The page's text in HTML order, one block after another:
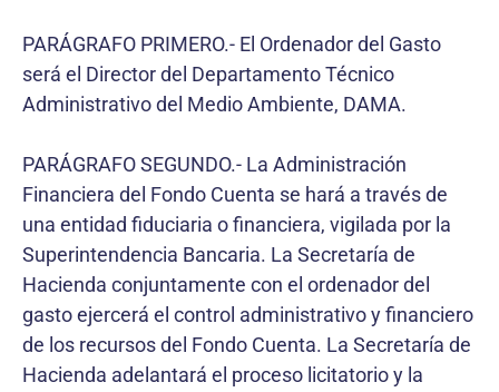
PARÁGRAFO PRIMERO.- El Ordenador del Gasto
será el Director del Departamento Técnico
Administrativo del Medio Ambiente, DAMA.
PARÁGRAFO SEGUNDO.- La Administración
Financiera del Fondo Cuenta se hará a través de
una entidad fiduciaria o financiera, vigilada por la
Superintendencia Bancaria. La Secretaría de
Hacienda conjuntamente con el ordenador del
gasto ejercerá el control administrativo y financiero
de los recursos del Fondo Cuenta. La Secretaría de
Hacienda adelantará el proceso licitatorio y la